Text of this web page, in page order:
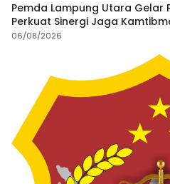
Pemda Lampung Utara Gelar
Perkuat Sinergi Jaga
06/08/2026